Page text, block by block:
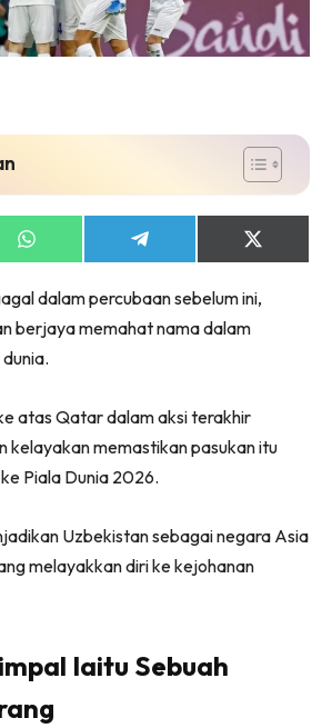
Share
on
Share
on
Share
on
(Twitter)
dalam percubaan sebelum ini,
berjaya memahat nama dalam
atas Qatar dalam aksi terakhir
kelayakan memastikan pasukan itu
Piala Dunia 2026.
Uzbekistan sebagai negara Asia
melayakkan diri ke kejohanan
Iaitu Sebuah